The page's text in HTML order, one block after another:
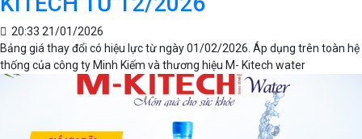
20:33 21/01/2026
Bảng giá thay đổi có hiệu lực từ ngày 01/02/2026. Áp dụng trên toàn hệ
thống của công ty Minh Kiếm và thương hiệu M- Kitech water